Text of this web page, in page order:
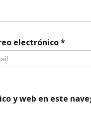
electrónico*
y web en este